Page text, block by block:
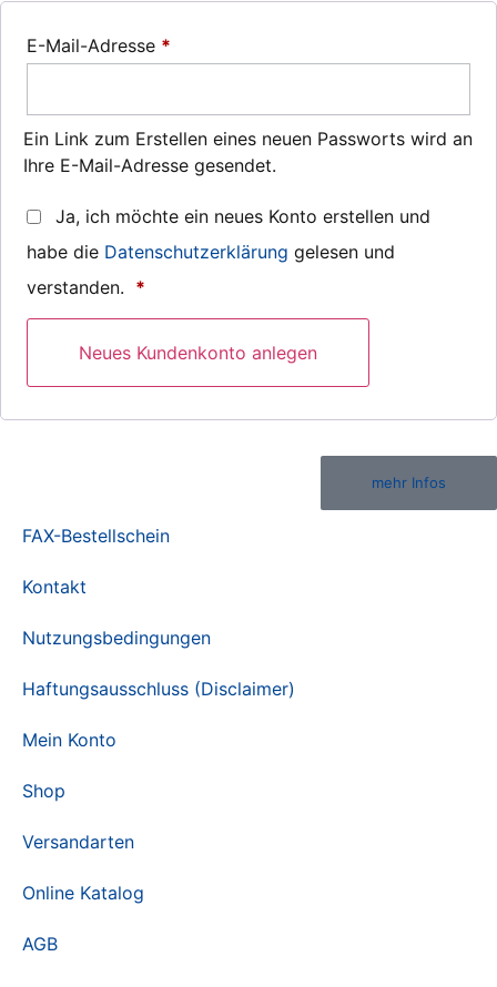
E-Mail-Adresse *
Ein Link zum Erstellen eines neuen Passworts wird an
Ihre E-Mail-Adresse gesendet.
Ja, ich möchte ein neues Konto erstellen und
habe die Datenschutzerklärung gelesen und
verstanden. *
Neues Kundenkonto anlegen
AGB
Mein Konto
Shop
Versandarten
Online Katalog
FAX-Bestellschein
Kontakt
Nutzungsbedingungen
Haftungsausschluss (Disclaimer)
mehr Infos